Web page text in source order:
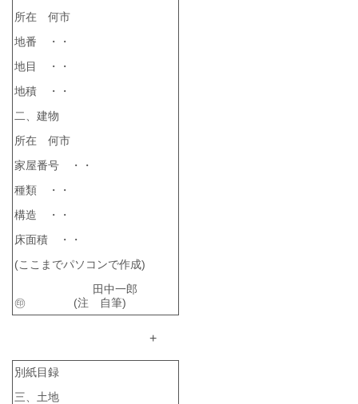
所在 何市
地番 ・・
地目 ・・
地積 ・・
二、建物
所在 何市
家屋番号 ・・
種類 ・・
構造 ・・
床面積 ・・
(ここまでパソコンで作成)
田中一郎
㊞ (注 自筆)
+
別紙目録
三、土地